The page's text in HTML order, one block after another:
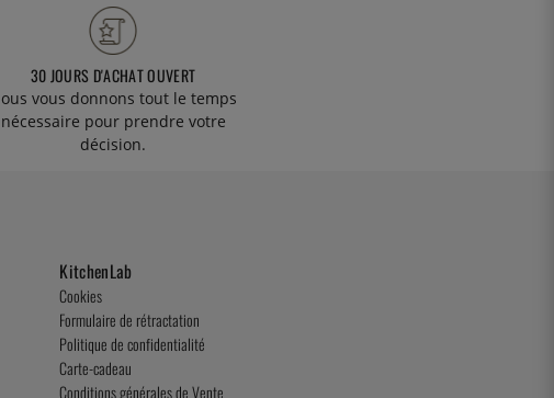
30 JOURS D'ACHAT OUVERT
vous donnons tout le temps
nécessaire pour prendre votre
décision.
KitchenLab
Cookies
Formulaire de rétractation
Politique de confidentialité
Carte-cadeau
Conditions générales de Vente